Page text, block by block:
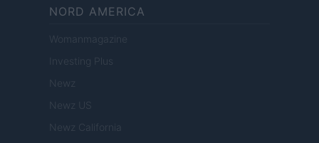
NORD AMERICA
Womanmagazine
Investing Plus
Newz
Newz US
Newz California